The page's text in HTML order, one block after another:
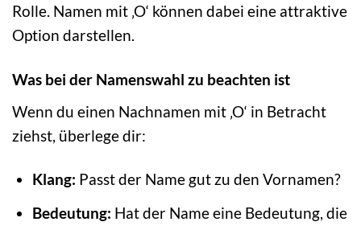
Rolle. Namen mit ‚O‘ können dabei eine attraktive
Option darstellen.
Was bei der Namenswahl zu beachten ist
Wenn du einen Nachnamen mit ‚O‘ in Betracht
ziehst, überlege dir:
Klang: Passt der Name gut zu den Vornamen?
Bedeutung: Hat der Name eine Bedeutung, die